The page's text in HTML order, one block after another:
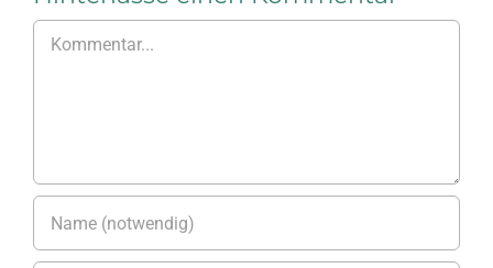
Kommentar